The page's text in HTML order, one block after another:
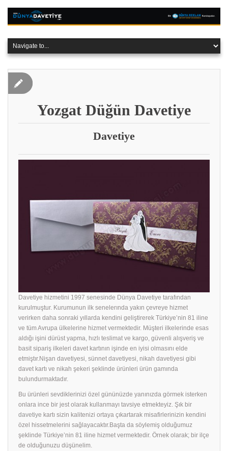
Yozgat Düğün Davetiye
Davetiye
Davetiye hizmetini 1997 senesinde Dünya Davetiye tarafından
kurulmuştur. Kurumunun ilk senelerında yakın çevreye hizmet
verirken daha sonraki yıllarda kendini geliştirerek Türkiye’nin 81 iline
ve tüm Avrupa ülkelerine hizmet vermektedir. Müşteri ilkelerinde esas
aldığı işini dürüst yapma, hızlı teslimat ve kargo, güvenli alışveriş ve
basit sipariş ilkeleri davet kartının işinde en iyisi olmasını elde
etmiştır.Nişan davetiyesi, sünnet davetiyesi, nikah davetiyesi gibi
davet kartı ve nikah şekeri şeklinde ürünleri ürün gamında
bulundurmaktadır.
Bu ürünleri sevdiklerinizi özel gününüzde yanınızda görmek isterken
onlara ince bir jest olarak kullanmayı tavsiye etmekteyiz. Şık bir
davetiye kartı sizin kalitenizi ortaya çıkartarak misafirlerinizin kendini
özel hissetmelerini sağlayacaktır.Başta da söylemiş olduğumuz
şeklinde Türkiye’nin 81 iline hizmet vermektedir. Örnek olarak; bir ilçe
de olduğunuzu düşünelim.